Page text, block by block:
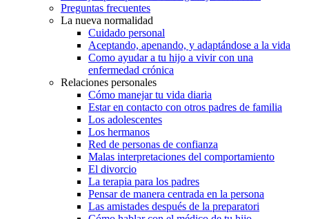
Preguntas frecuentes
La nueva normalidad
Cuidado personal
Aceptando, apenando, y adaptándose a la vida
Como ayudar a tu hijo a vivir con una
enfermedad crónica
Relaciones personales
Cómo manejar tu vida diaria
Estar en contacto con otros padres de familia
Los adolescentes
Los hermanos
Red de personas de confianza
Malas interpretaciones del comportamiento
El divorcio
La terapia para los padres
Pensar de manera centrada en la persona
Las amistades después de la preparatori